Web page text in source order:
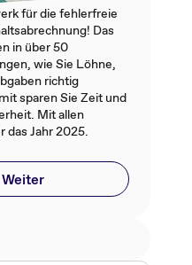
für die fehlerfreie
Das
in über 50
wie Sie Löhne,
richtig
sparen Sie Zeit und
Mit allen
das Jahr 2025.
Weiter